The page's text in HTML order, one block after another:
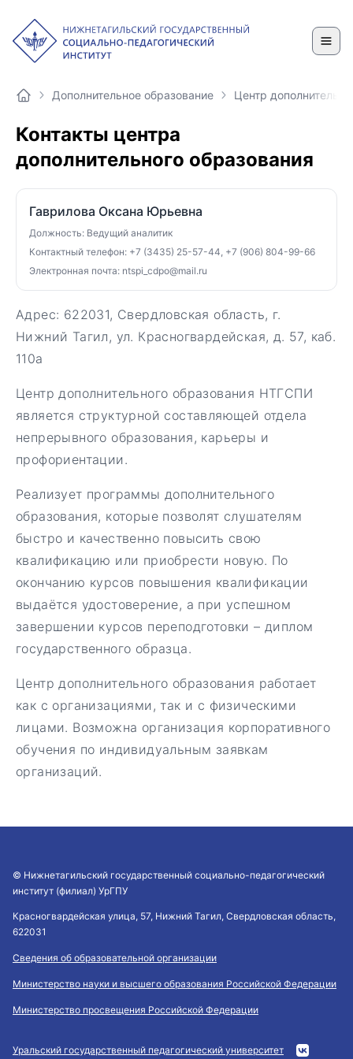
Дополнительное образование Центр
Контакты центра
дополнительного образования
Гаврилова Оксана Юрьевна
Должность: Ведущий аналитик
Контактный телефон: +7 (3435) 25-57-44, +7 (906) 804-99-66
Электронная почта: ntspi_cdpo@mail.ru
Адрес: 622031, Свердловская область, г.
Нижний Тагил, ул. Красногвардейская, д. 57, каб.
110а
Центр дополнительного образования НТГСПИ
является структурной составляющей отдела
непрерывного образования, карьеры и
профориентации.
Реализует программы дополнительного
образования, которые позволят слушателям
быстро и качественно повысить свою
квалификацию или приобрести новую. По
окончанию курсов повышения квалификации
выдаётся удостоверение, а при успешном
завершении курсов переподготовки – диплом
государственного образца.
Центр дополнительного образования работает
как с организациями, так и с физическими
лицами. Возможна организация корпоративного
обучения по индивидуальным заявкам
организаций.
© Нижнетагильский государственный социально-педагогический
институт (филиал) УрГПУ
Красногвардейская улица, 57, Нижний Тагил, Свердловская область,
622031
Сведения об образовательной организации
Министерство науки и высшего образования Российской Федерации
Министерство просвещения Российской Федерации
Уральский государственный педагогический университет